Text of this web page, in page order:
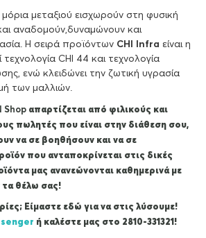
μεταξιού εισχωρούν στη φυσική
αναδομούν,δυναμώνουν και
Η σειρά προϊόντων CHI Infra είναι η
τεχνολογία CHI 44 και τεχνολογία
ενώ κλειδώνει την ζωτική υγρασία
των μαλλιών.
Shop απαρτίζεται από φιλικούς και
πωλητές που είναι στην διάθεση σου,
να σε βοηθήσουν και να σε
που ανταποκρίνεται στις δικές
μας ανανεώνονται καθημερινά με
θέλω σας!
Είμαστε εδώ για να στις λύσουμε!
ή καλέστε μας στο 2810-331321!